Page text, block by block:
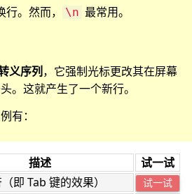
。然而， \n 最常用。
义序列 ，它强制光标更改其在屏幕
。这就产生了一个新行。
有：
描述
试一试
即 Tab 键的效果） 试一试